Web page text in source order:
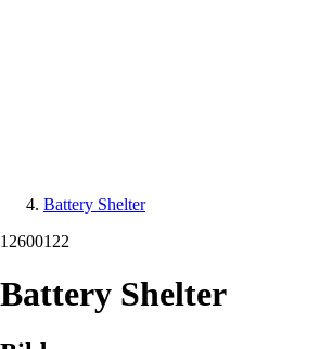
Battery Shelter
12600122
Battery Shelter